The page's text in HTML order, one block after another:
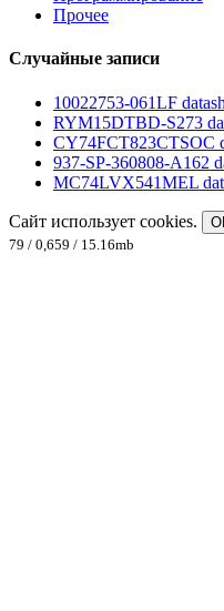
Прочее
Случайные записи
10022753-061LF
RYM15DTBD-S273
CY74FCT823CTSOC
937-SP-360808-A162
MC74LVX541MEL
Сайт использует cookies.
79 / 0,659 / 15.16mb